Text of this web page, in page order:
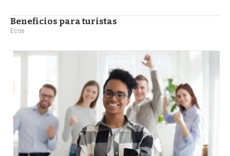
Beneficios para turistas
Ecos